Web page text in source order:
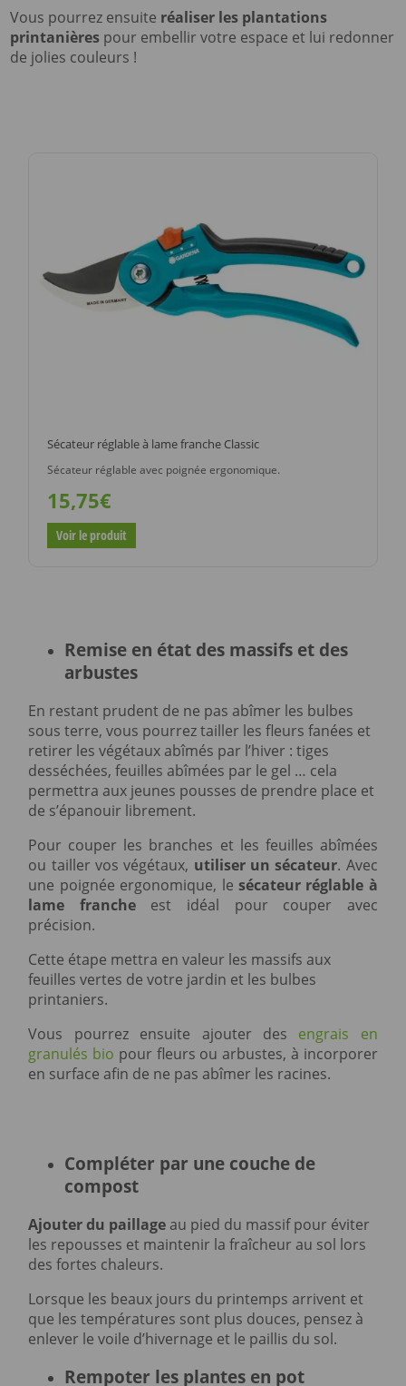
Vous pourrez ensuite réaliser les plantations
printanières pour embellir votre espace et lui redonner
de jolies couleurs !
Sécateur réglable à lame franche Classic
Sécateur réglable avec poignée ergonomique.
15,75€
Voir le produit
Remise en état des massifs et des
arbustes
En restant prudent de ne pas abîmer les bulbes
sous terre, vous pourrez tailler les fleurs fanées et
retirer les végétaux abîmés par l’hiver : tiges
desséchées, feuilles abîmées par le gel … cela
permettra aux jeunes pousses de prendre place et
de s’épanouir librement.
Pour couper les branches et les feuilles abîmées
ou tailler vos végétaux, utiliser un sécateur. Avec
une poignée ergonomique, le sécateur réglable à
lame francheest idéal pour couper avec
précision.
Cette étape mettra en valeur les massifs aux
feuilles vertes de votre jardin et les bulbes
printaniers.
Vous pourrez ensuite ajouter des engrais en
granulés bio pour fleurs ou arbustes, à incorporer
en surface afin de ne pas abîmer les racines.
Compléter par une couche de
compost
Ajouter du paillage au pied du massif pour éviter
les repousses et maintenir la fraîcheur au sol lors
des fortes chaleurs.
Lorsque les beaux jours du printemps arrivent et
que les températures sont plus douces, pensez à
enlever le voile d’hivernage et le paillis du sol.
Rempoter les plantes en pot